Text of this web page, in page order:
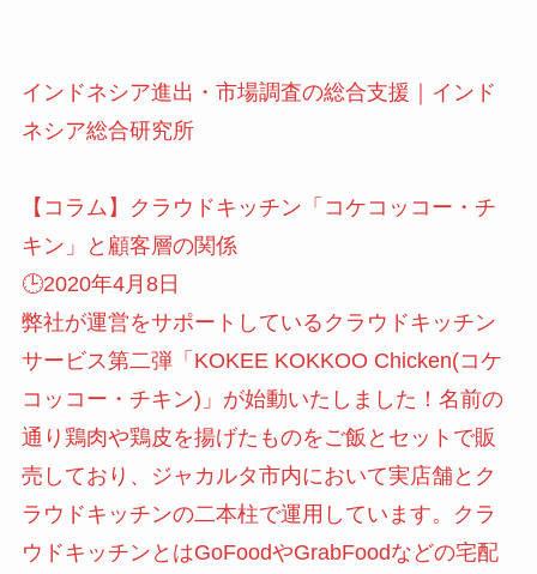
インドネシア進出・市場調査の総合支援｜インド
ネシア総合研究所
【コラム】クラウドキッチン「コケコッコー・チ
キン」と顧客層の関係
🕒️2020年4月8日
弊社が運営をサポートしているクラウドキッチン
サービス第二弾「KOKEE KOKKOO Chicken(コケ
コッコー・チキン)」が始動いたしました！名前の
通り鶏肉や鶏皮を揚げたものをご飯とセットで販
売しており、ジャカルタ市内において実店舗とク
ラウドキッチンの二本柱で運用しています。クラ
ウドキッチンとはGoFoodやGrabFoodなどの宅配